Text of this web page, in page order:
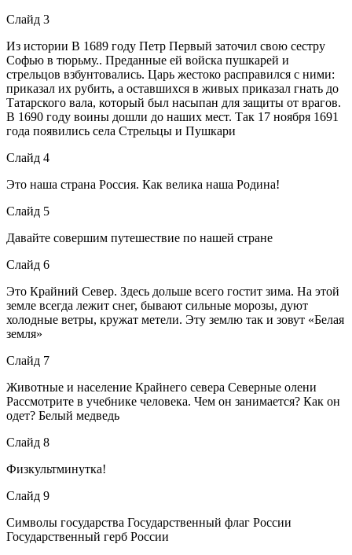
Слайд 3
Из истории В 1689 году Петр Первый заточил свою сестру
Софью в тюрьму.. Преданные ей войска пушкарей и
стрельцов взбунтовались. Царь жестоко расправился с ними:
приказал их рубить, а оставшихся в живых приказал гнать до
Татарского вала, который был насыпан для защиты от врагов.
В 1690 году воины дошли до наших мест. Так 17 ноября 1691
года появились села Стрельцы и Пушкари
Слайд 4
Это наша страна Россия. Как велика наша Родина!
Слайд 5
Давайте совершим путешествие по нашей стране
Слайд 6
Это Крайний Север. Здесь дольше всего гостит зима. На этой
земле всегда лежит снег, бывают сильные морозы, дуют
холодные ветры, кружат метели. Эту землю так и зовут «Белая
земля»
Слайд 7
Животные и население Крайнего севера Северные олени
Рассмотрите в учебнике человека. Чем он занимается? Как он
одет? Белый медведь
Слайд 8
Физкультминутка!
Слайд 9
Символы государства Государственный флаг России
Государственный герб России